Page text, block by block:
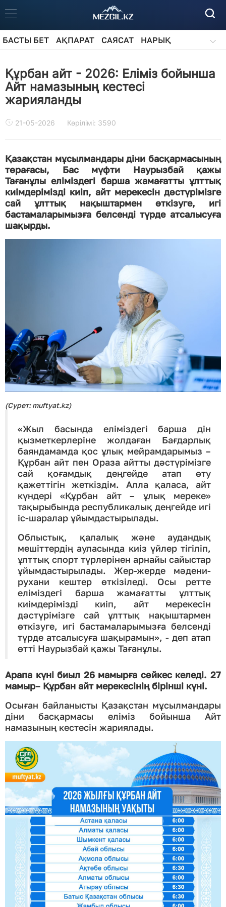
БАСТЫ БЕТ АҚПАРАТ САЯСАТ
НАРЫҚ
Құрбан айт - 2026: Еліміз бойынша
Айт намазының кестесі
жарияланды
21-05-2026 Көрілімі: 3590
Қазақстан мұсылмандары діни басқармасының
төрағасы, Бас мүфти Наурызбай қажы
Тағанұлы еліміздегі барша жамағатты ұлттық
киімдерімізді киіп, айт мерекесін дәстүрімізге
сай ұлттық нақыштармен өткізуге, игі
бастамаларымызға белсенді түрде атсалысуға
шақырды.
(Сурет: muftyat.kz)
«Жыл басында еліміздегі барша дін
қызметкерлеріне жолдаған Бағдарлық
баяндамамда қос ұлық мейрамдарымыз –
Құрбан айт пен Ораза айтты дәстүрімізге
сай қоғамдық деңгейде атап өту
қажеттігін жеткіздім. Алла қаласа, айт
күндері «Құрбан айт – ұлық мереке»
тақырыбында республикалық деңгейде игі
іс-шаралар ұйымдастырылады.
Облыстық, қалалық және аудандық
мешіттердің ауласында киіз үйлер тігіліп,
ұлттық спорт түрлерінен арнайы сайыстар
ұйымдастырылады. Жер-жерде мәдени-
рухани кештер өткізіледі. Осы ретте
еліміздегі барша жамағатты ұлттық
киімдерімізді киіп, айт мерекесін
дәстүрімізге сай ұлттық нақыштармен
өткізуге, игі бастамаларымызға белсенді
түрде атсалысуға шақырамын», - деп атап
өтті Наурызбай қажы Тағанұлы.
Арапа күні биыл 26 мамырға сәйкес келеді. 27
мамыр– Құрбан айт мерекесінің бірінші күні.
Осыған байланысты Қазақстан мұсылмандары
діни басқармасы еліміз бойынша Айт
намазының кестесін жариялады.